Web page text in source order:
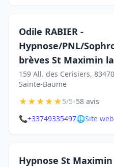
Odile RABIER -
Hypnose/PNL/
brèves St Maximin
159 All. des Cerisiers,
Sainte-Baume
★★★★★5/5•58 avis
📞+33749335497🌐Site web
Hypnose St Maximin